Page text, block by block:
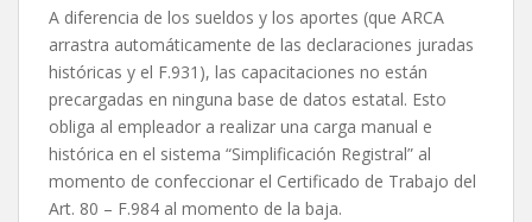
A diferencia de los sueldos y los aportes (que ARCA
arrastra automáticamente de las declaraciones juradas
históricas y el F.931), las capacitaciones no están
precargadas en ninguna base de datos estatal. Esto
obliga al empleador a realizar una carga manual e
histórica en el sistema “Simplificación Registral” al
momento de confeccionar el Certificado de Trabajo del
Art. 80 – F.984 al momento de la baja.